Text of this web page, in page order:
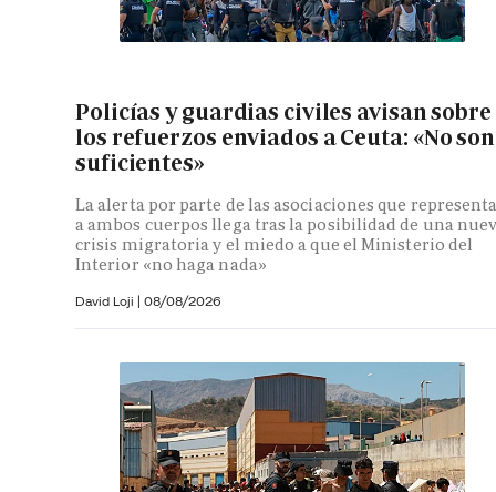
Policías y guardias civiles avisan sobre
los refuerzos enviados a Ceuta: «No son
suficientes»
La alerta por parte de las asociaciones que
a ambos cuerpos llega tras la posibilidad de una
crisis migratoria y el miedo a que el Ministerio del
Interior «no haga nada»
David Loji | 08/08/2026